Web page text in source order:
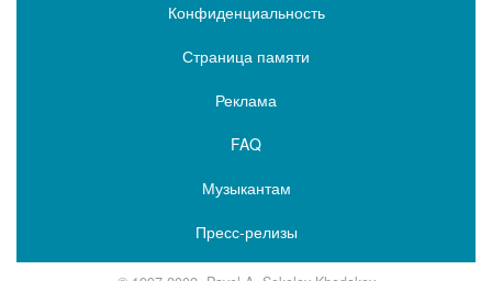
Конфиденциальность
Страница памяти
Реклама
FAQ
Музыкантам
Пресс-релизы